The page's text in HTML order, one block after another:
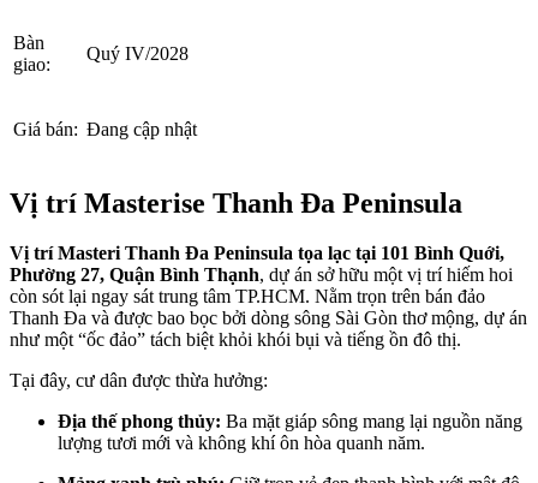
Bàn
giao:
Quý IV/2028
Giá bán: Đang cập nhật
Vị trí Masterise Thanh Đa Peninsula
Vị trí Masteri Thanh Đa Peninsula tọa lạc tại 101 Bình Quới,
Phường 27, Quận Bình Thạnh, dự án sở hữu một vị trí hiếm hoi
còn sót lại ngay sát trung tâm TP.HCM. Nằm trọn trên bán đảo
Thanh Đa và được bao bọc bởi dòng sông Sài Gòn thơ mộng, dự án
như một “ốc đảo” tách biệt khỏi khói bụi và tiếng ồn đô thị.
Tại đây, cư dân được thừa hưởng:
Địa thế phong thủy: Ba mặt giáp sông mang lại nguồn năng
lượng tươi mới và không khí ôn hòa quanh năm.